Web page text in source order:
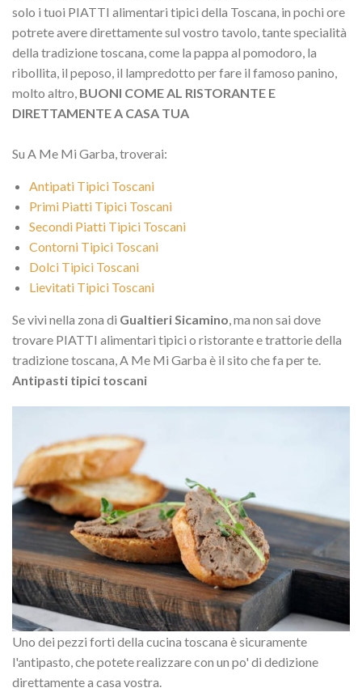
solo i tuoi PIATTI alimentari tipici della Toscana, in pochi ore
potrete avere direttamente sul vostro tavolo, tante specialità
della tradizione toscana, come la pappa al pomodoro, la
ribollita, il peposo, il lampredotto per fare il famoso panino,
molto altro, BUONI COME AL RISTORANTE E
DIRETTAMENTE A CASA TUA
Su A Me Mi Garba, troverai:
Antipati Tipici Toscani
Primi Piatti Tipici Toscani
Secondi Piatti Tipici Toscani
Contorni Tipici Toscani
Dolci Tipici Toscani
Lievitati Tipici Toscani
Se vivi nella zona di Gualtieri Sicamino , ma non sai dove
trovare PIATTI alimentari tipici o ristorante e trattorie della
tradizione toscana, A Me Mi Garba è il sito che fa per te.
Antipasti tipici toscani
Uno dei pezzi forti della cucina toscana è sicuramente
l'antipasto, che potete realizzare con un po' di dedizione
direttamente a casa vostra.